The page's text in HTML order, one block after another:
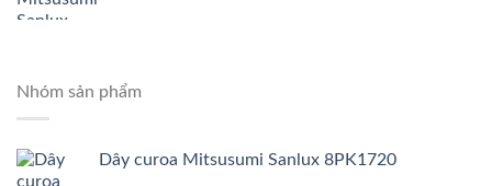
Nhóm sản phẩm
Dây curoa Mitsusumi Sanlux 8PK1720